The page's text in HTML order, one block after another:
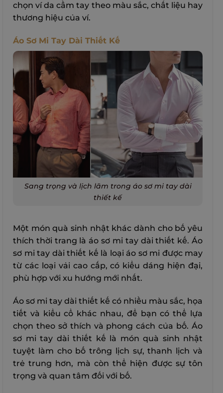
chọn ví da cầm tay theo màu sắc, chất liệu hay
thương hiệu của ví.
Áo Sơ Mi Tay Dài Thiết Kế
Sang trọng và lịch lãm trong áo sơ mi tay dài
thiết kế
Một món quà sinh nhật khác dành cho bố yêu
thích thời trang là áo sơ mi tay dài thiết kế. Áo
sơ mi tay dài thiết kế là loại áo sơ mi được may
từ các loại vải cao cấp, có kiểu dáng hiện đại,
phù hợp với xu hướng mới nhất.
Áo sơ mi tay dài thiết kế có nhiều màu sắc, họa
tiết và kiểu cổ khác nhau, để bạn có thể lựa
chọn theo sở thích và phong cách của bố. Áo
sơ mi tay dài thiết kế là món quà sinh nhật
tuyệt làm cho bố trông lịch sự, thanh lịch và
trẻ trung hơn, mà còn thể hiện được sự tôn
trọng và quan tâm đối với bố.